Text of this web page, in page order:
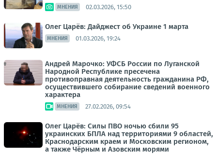
МНЕНИЯ 02.03.2026, 15:50
Олег Царёв: Дайджест об Украине 1 марта
МНЕНИЯ 01.03.2026, 19:24
Андрей Марочко: УФСБ России по Луганской
Народной Республике пресечена
противоправная деятельность гражданина РФ,
осуществившего собирание сведений военного
характера
МНЕНИЯ 27.02.2026, 09:54
Олег Царёв: Силы ПВО ночью сбили 95
украинских БПЛА над территориями 9 областей,
Краснодарским краем и Московским регионом,
а также Чёрным и Азовским морями